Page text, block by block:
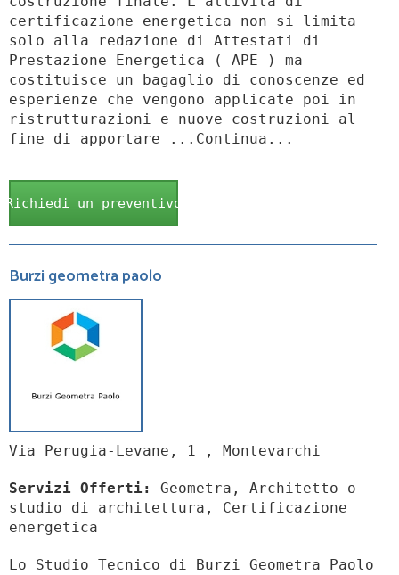
certificazione energetica non si limita
solo alla redazione di Attestati di
Prestazione Energetica ( APE ) ma
costituisce un bagaglio di conoscenze ed
esperienze che vengono applicate poi in
ristrutturazioni e nuove costruzioni al
fine di apportare ...Continua...
Richiedi un preventivo
Burzi geometra paolo
Via Perugia-Levane, 1 , Montevarchi
Servizi Offerti:
Geometra, Architetto o
studio di architettura, Certificazione
energetica
Lo Studio Tecnico di Burzi Geometra Paolo